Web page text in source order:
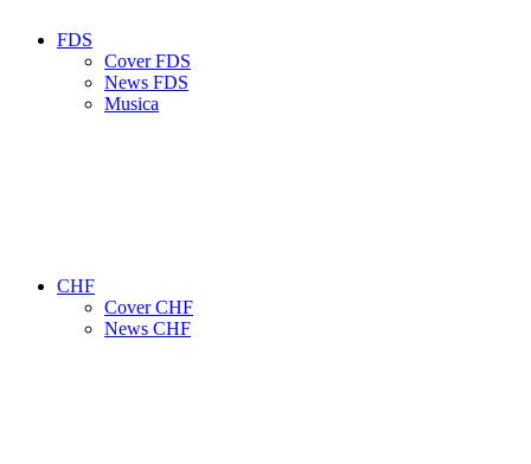
FDS
Cover FDS
News FDS
Musica
CHF
Cover CHF
News CHF